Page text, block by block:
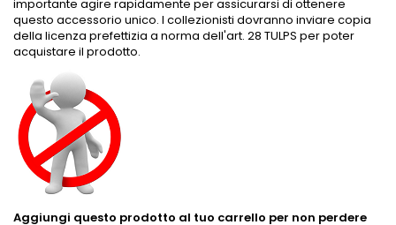
importante agire rapidamente per assicurarsi di ottenere
questo accessorio unico. I collezionisti dovranno inviare copia
della licenza prefettizia a norma dell'art. 28 TULPS per poter
acquistare il prodotto.
Aggiungi questo prodotto al tuo carrello per non perdere